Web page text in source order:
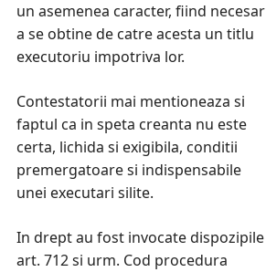
un asemenea caracter, fiind necesar
a se obtine de catre acesta un titlu
executoriu impotriva lor.
Contestatorii mai mentioneaza si
faptul ca in speta creanta nu este
certa, lichida si exigibila, conditii
premergatoare si indispensabile
unei executari silite.
In drept au fost invocate dispozipile
art. 712 si urm. Cod procedura